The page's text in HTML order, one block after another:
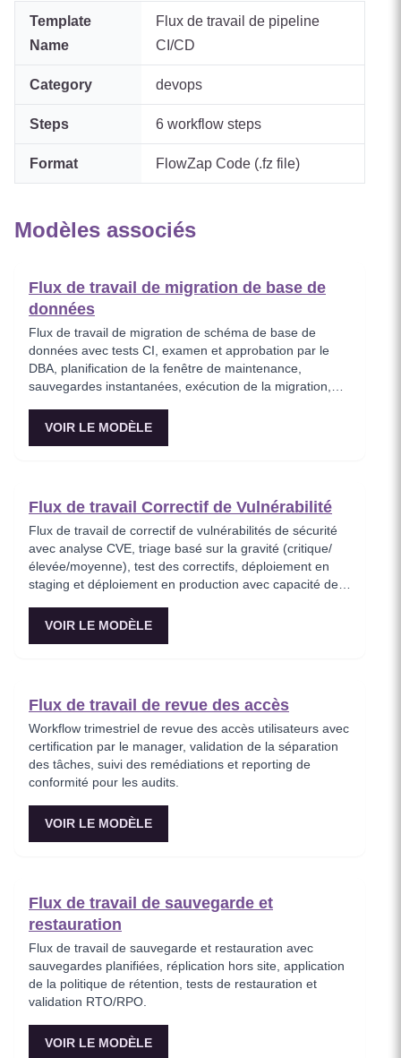
Template
Name
Flux de travail de pipeline
CI/CD
Category devops
Steps 6 workflow steps
Format FlowZap Code (.fz file)
Modèles associés
Flux de travail de migration de base de
données
Flux de travail de migration de schéma de base de
données avec tests CI, examen et approbation par le
DBA, planification de la fenêtre de maintenance,
sauvegardes instantanées, exécution de la migration,
automatique.
VOIR LE MODÈLE
Flux de travail Correctif de Vulnérabilité
Flux de travail de correctif de vulnérabilités de sécurité
avec analyse CVE, triage basé sur la gravité (critique/
élevée/moyenne), test des correctifs, déploiement en
staging et déploiement en production avec capacité de
VOIR LE MODÈLE
Flux de travail de revue des accès
Workflow trimestriel de revue des accès utilisateurs avec
certification par le manager, validation de la séparation
des tâches, suivi des remédiations et reporting de
conformité pour les audits.
VOIR LE MODÈLE
Flux de travail de sauvegarde et
restauration
Flux de travail de sauvegarde et restauration avec
sauvegardes planifiées, réplication hors site, application
de la politique de rétention, tests de restauration et
validation RTO/RPO.
VOIR LE MODÈLE